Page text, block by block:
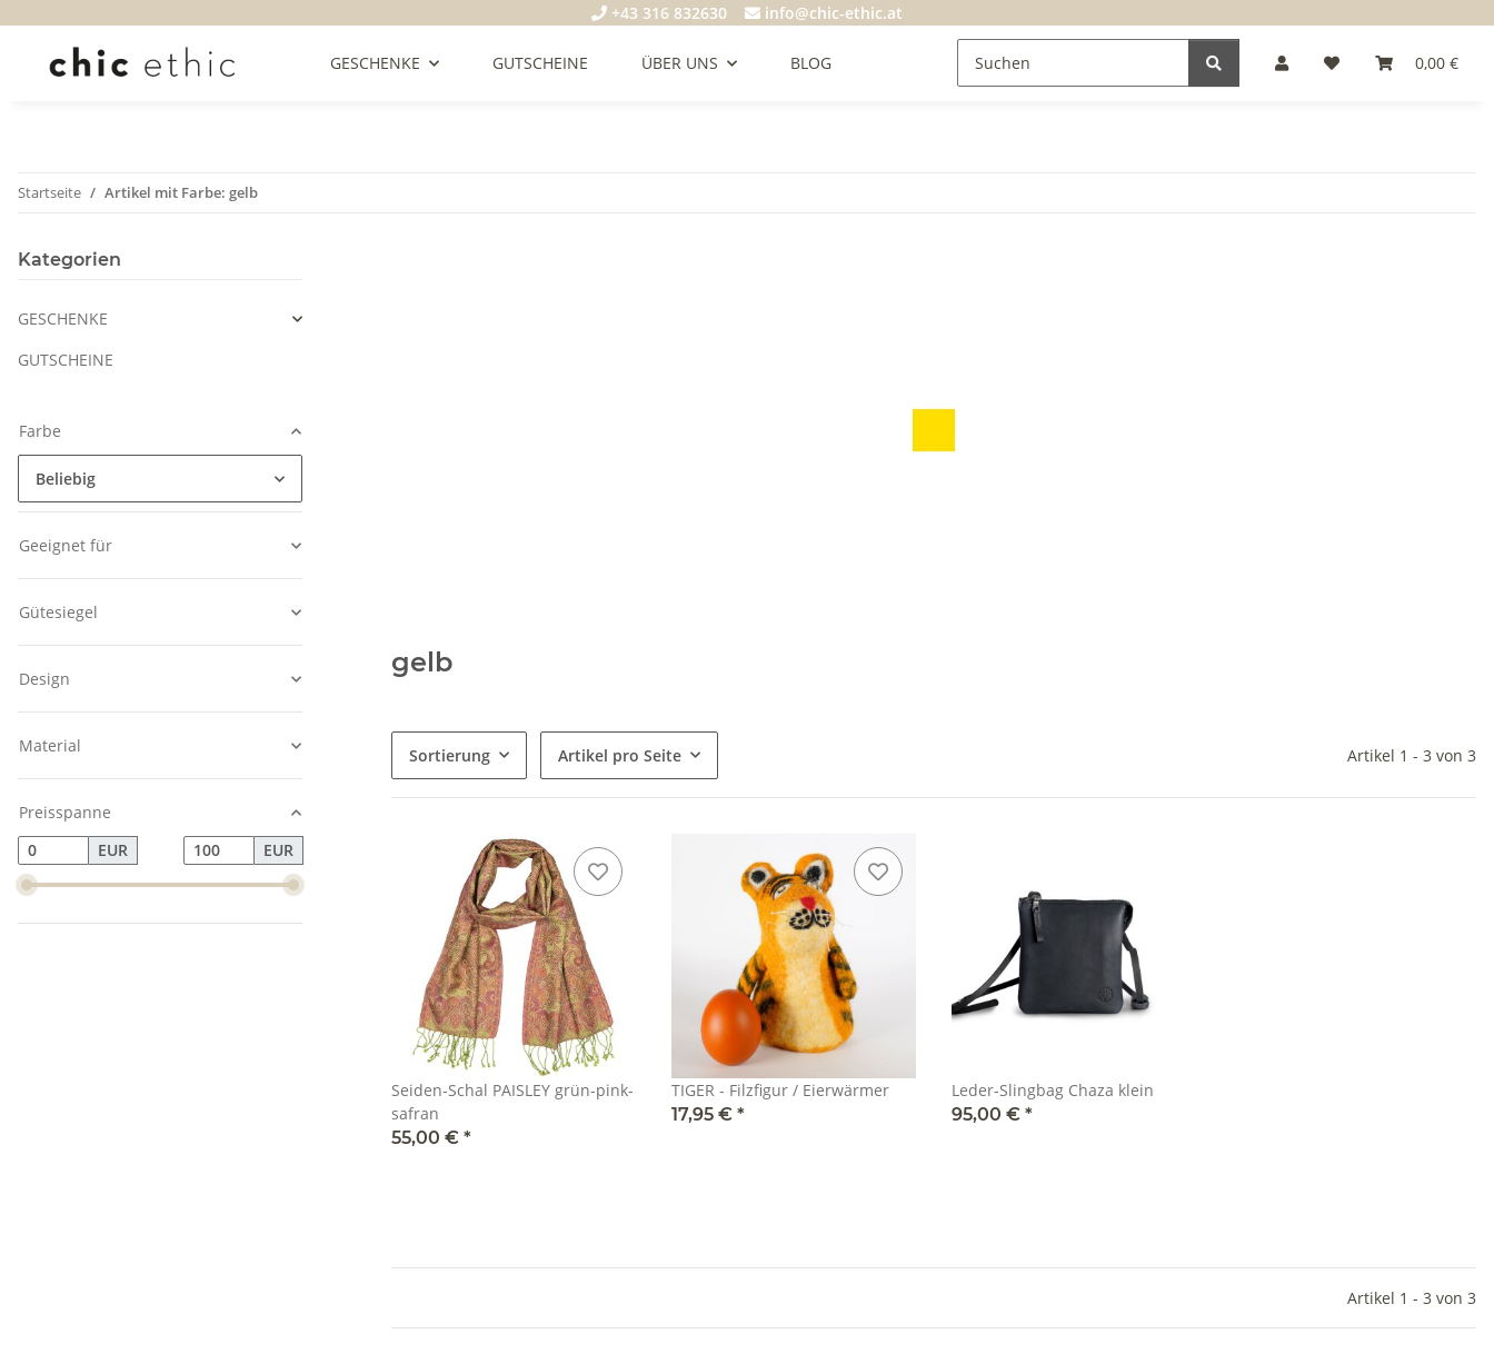
+43 316 832630 info@chic-ethic.at
0,00 €
GESCHENKE GUTSCHEINE ÜBER UNS BLOG
Startseite Artikel mit Farbe: gelb
gelb
Sortierung Artikel pro Seite Artikel 1 - 3 von 3
Seiden-Schal PAISLEY grün-pink-
safran
55,00 € *
TIGER - Filzfigur / Eierwärmer
17,95 € *
Leder-Slingbag Chaza klein
95,00 € *
Artikel 1 - 3 von 3
Kategorien
GESCHENKE
GUTSCHEINE
Farbe
Beliebig
Geeignet für
Gütesiegel
Design
Material
Preisspanne
EUR
EUR